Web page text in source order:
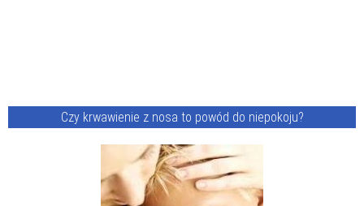
Czy krwawienie z nosa to powód do niepokoju?